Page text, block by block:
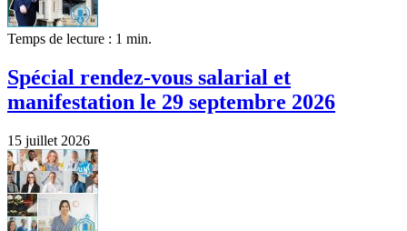
Temps de lecture : 1 min.
Spécial rendez-vous salarial et
manifestation le 29 septembre 2026
15 juillet 2026